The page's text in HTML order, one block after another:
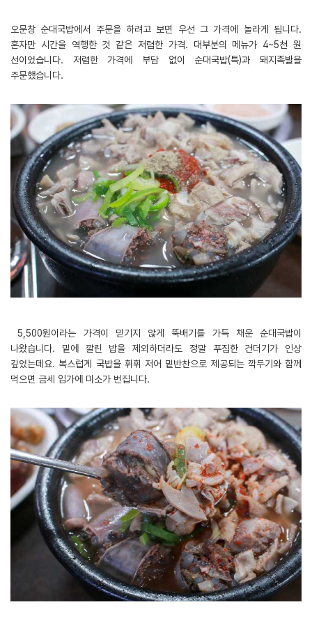
오문창 순대국밥에서 주문을 하려고 보면 우선 그 가격에 놀라게 됩니다.
혼자만 시간을 역행한 것 같은 저렴한 가격. 대부분의 메뉴가 4~5천 원
선이었습니다. 저렴한 가격에 부담 없이 순대국밥(특)과 돼지족발을
주문했습니다.
5,500원이라는 가격이 믿기지 않게 뚝배기를 가득 채운 순대국밥이
나왔습니다. 밑에 깔린 밥을 제외하더라도 정말 푸짐한 건더기가 인상
깊었는데요. 복스럽게 국밥을 휘휘 저어 밑반찬으로 제공되는 깍두기와 함께
먹으면 금세 입가에 미소가 번집니다.